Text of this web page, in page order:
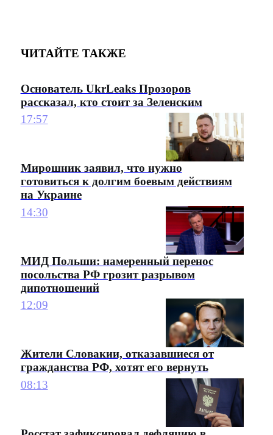
ЧИТАЙТЕ ТАКЖЕ
Основатель UkrLeaks Прозоров
рассказал, кто стоит за Зеленским
17:57
Мирошник заявил, что нужно
готовиться к долгим боевым действиям
на Украине
14:30
МИД Польши: намеренный перенос
посольства РФ грозит разрывом
дипотношений
12:09
Жители Словакии, отказавшиеся от
гражданства РФ, хотят его вернуть
08:13